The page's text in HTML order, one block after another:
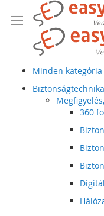
Minden kategória
Biztonságtechnika
360